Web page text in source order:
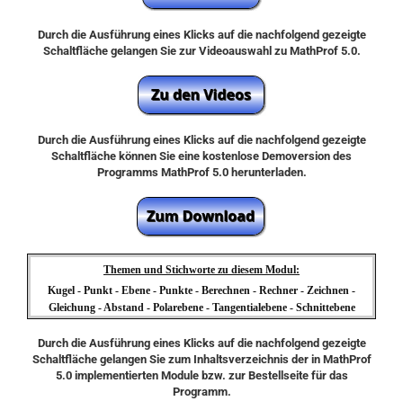
Durch die Ausführung eines Klicks auf die nachfolgend gezeigte
Schaltfläche gelangen Sie zur Videoauswahl zu MathProf 5.0.
Durch die Ausführung eines Klicks auf die nachfolgend gezeigte
Schaltfläche können Sie eine kostenlose Demoversion des
Programms MathProf 5.0 herunterladen.
Themen und Stichworte zu diesem Modul:
Kugel - Punkt - Ebene - Punkte - Berechnen - Rechner - Zeichnen -
Gleichung - Abstand - Polarebene - Tangentialebene - Schnittebene
Durch die Ausführung eines Klicks auf die nachfolgend gezeigte
Schaltfläche gelangen Sie zum Inhaltsverzeichnis der in MathProf
5.0 implementierten Module bzw. zur Bestellseite für das
Programm.